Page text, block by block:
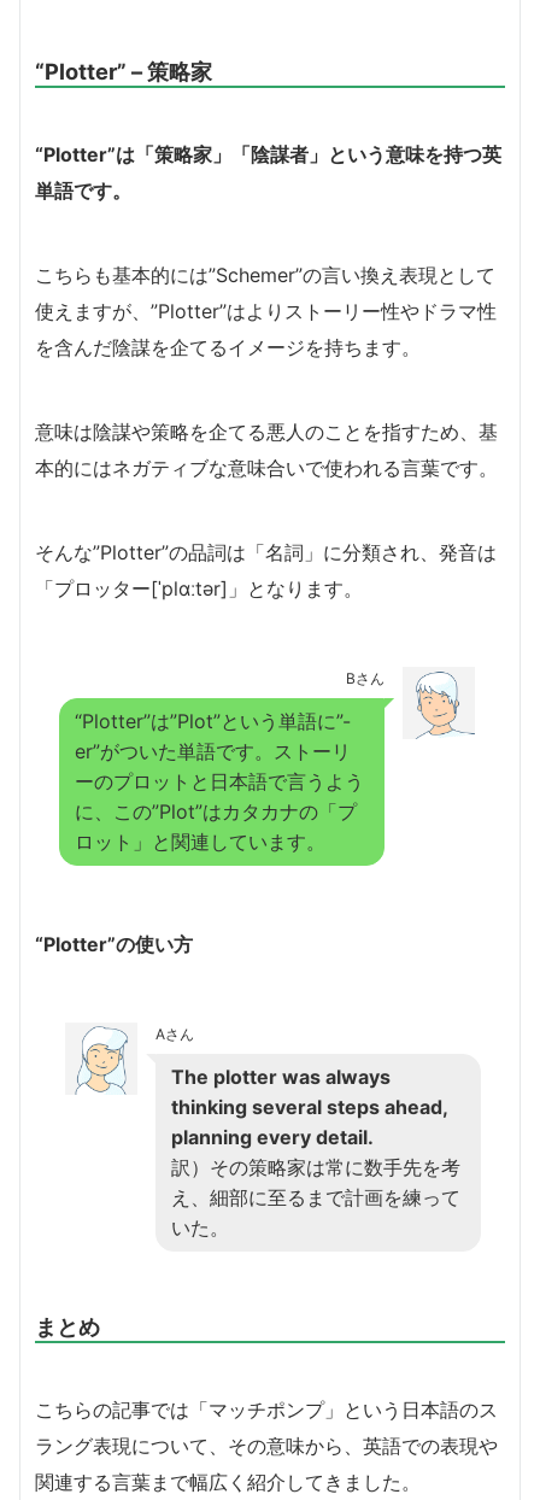
“Plotter” – 策略家
“Plotter”は「策略家」「陰謀者」という意味を持つ英
単語です。
こちらも基本的には”Schemer”の言い換え表現として
使えますが、”Plotter”はよりストーリー性やドラマ性
を含んだ陰謀を企てるイメージを持ちます。
意味は陰謀や策略を企てる悪人のことを指すため、基
本的にはネガティブな意味合いで使われる言葉です。
そんな”Plotter”の品詞は「名詞」に分類され、発音は
「プロッター[ˈplɑːtər]」となります。
Bさん
“Plotter”は”Plot”という単語に”-
er”がついた単語です。ストーリ
ーのプロットと日本語で言うよう
に、この”Plot”はカタカナの「プ
ロット」と関連しています。
“Plotter”の使い方
Aさん
The plotter was always
thinking several steps ahead,
planning every detail.
訳）その策略家は常に数手先を考
え、細部に至るまで計画を練って
いた。
まとめ
こちらの記事では「マッチポンプ」という日本語のス
ラング表現について、その意味から、英語での表現や
関連する言葉まで幅広く紹介してきました。